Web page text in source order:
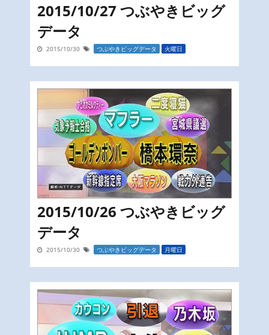
2015/10/27 つぶやきビッグ
データ
2015/10/30 つぶやきビッグデータ 火曜日
2015/10/26 つぶやきビッグ
データ
2015/10/30 つぶやきビッグデータ 月曜日